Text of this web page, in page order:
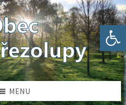
Open toolbar
MENU